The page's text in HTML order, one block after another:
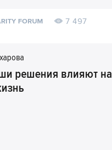
FORUM 7 497
решения влияют на